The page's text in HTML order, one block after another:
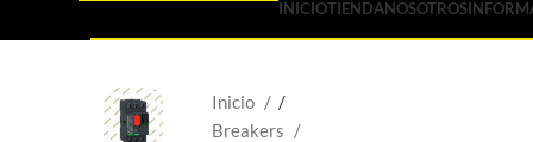
INICIOTIENDANOSOTROS
Inicio
/
Breakers